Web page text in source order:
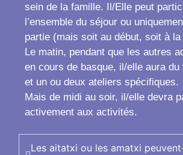
sein de la famille. Il/Elle peut
l’ensemble du séjour ou
partie (mais soit au début, soit à la
Le matin, pendant que les autres
en cours de basque, il/elle aura du
et un ou deux ateliers spécifiques.
Mais de midi au soir, il/elle devra
activement aux activités.
Les aitatxi ou les amatxi